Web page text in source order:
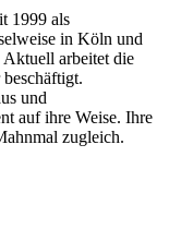
1999 als
in Köln und
arbeitet die
und
auf ihre Weise. Ihre
zugleich.